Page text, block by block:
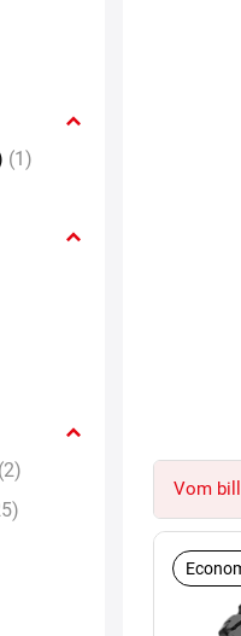
(1)
(2)
Vom